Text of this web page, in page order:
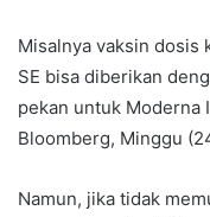
Misalnya vaksin dosis
SE bisa diberikan
pekan untuk Moderna
Bloomberg, Minggu
Namun, jika tidak